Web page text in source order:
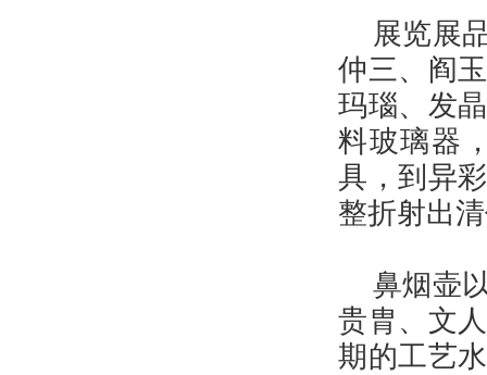
展览展
仲三、阎
玛瑙、发
料玻璃器
具，到异
整折射出
鼻烟壶
贵胄、文
期的工艺